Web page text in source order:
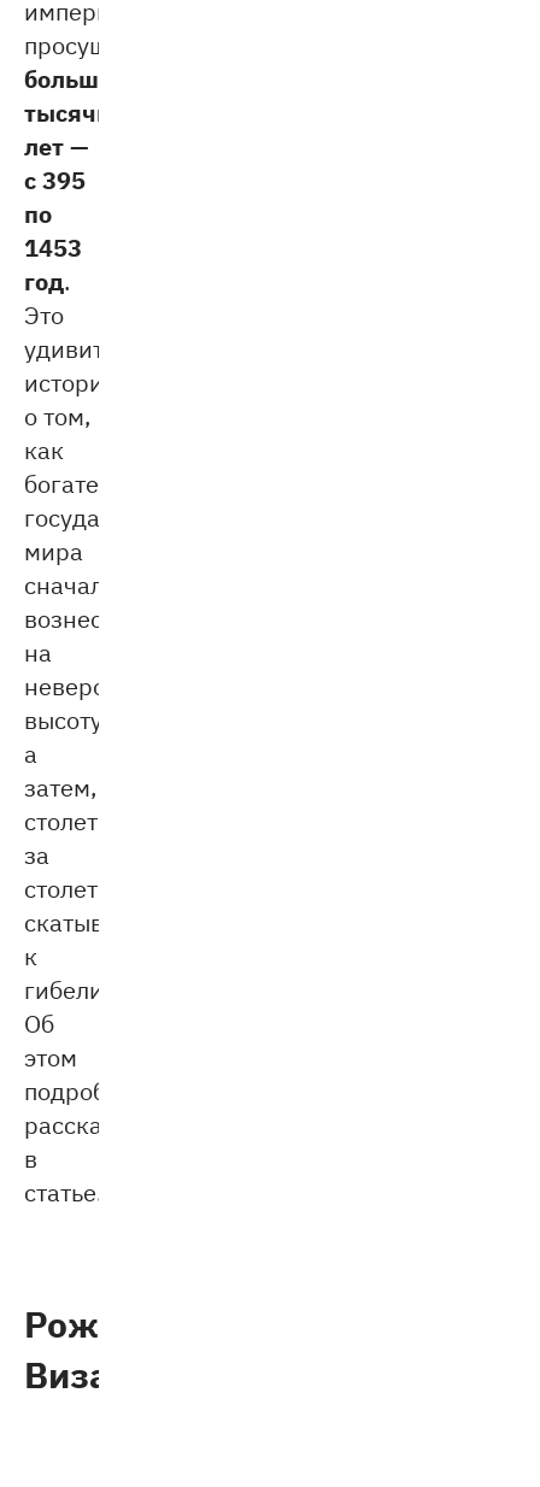
империя
просуществовала
больше
тысячи
лет —
с 395
по
1453
год.
Это
удивительная
история
о том,
как
богатейшее
государство
мира
сначала
вознеслось
на
невероятную
высоту,
а
затем,
столетие
за
столетием,
скатывалось
к
гибели.
Об
этом
подробно
рассказываем
в
статье.
Рождение
Византии